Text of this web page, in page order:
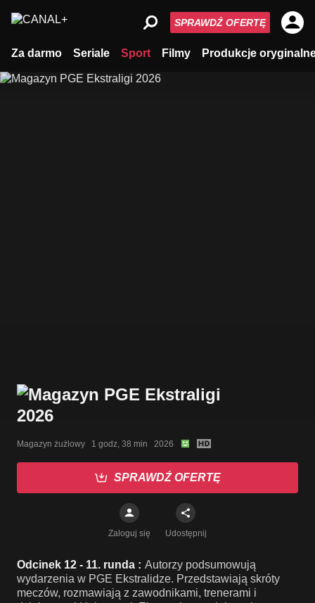
Za darmo Seriale Sport Filmy Produkcje
SPRAWDŹ OFERTĘ
Magazyn żużlowy   1 godz, 38 min   2026
SPRAWDŹ OFERTĘ
Zaloguj się Udostępnij
Odcinek 12 - 11. runda : Autorzy podsumowują
wydarzenia w PGE Ekstralidze. Przedstawiają skróty
meczów, rozmawiają z zawodnikami, trenerami i